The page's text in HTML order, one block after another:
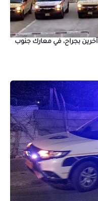
الجيش الإسرائيلي: مقتل جنديين وإصابة 4 آخرين بجراح، في معارك جنوب